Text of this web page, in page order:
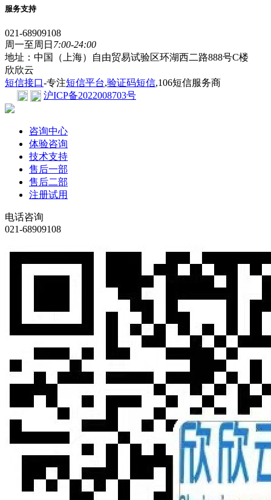
服务支持
021-68909108
周一至周日 7:00-24:00
地址：中国（上海）自由贸易试验区环湖西二路888号C楼
欣欣云
短信接口-专注短信平台,验证码短信,106短信服务商
沪ICP备2022008703号
咨询中心
体验咨询
技术支持
售后一部
售后二部
注册试用
电话咨询
021-68909108